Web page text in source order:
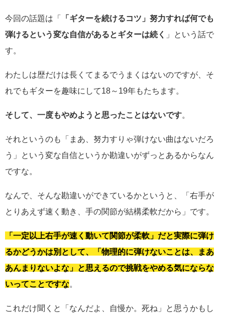
今回の話題は「
「ギターを続けるコツ」努力すれば何でも
弾けるという変な自信があるとギターは続く
」という話で
す。
わたしは歴だけは長くてまるでうまくはないのですが、そ
れでもギターを趣味にして18～19年もたちます。
そして、一度もやめようと思ったことはないです
それというのも「まあ、努力すりゃ弾けない曲はないだろ
う」という変な自信というか勘違いがずっとあるからなん
ですな。
なんで、そんな勘違いができているかというと、「右手が
とりあえず速く動き、手の関節が結構柔軟だから」です。
「一定以上右手が速く動いて関節が柔軟」だと実際に弾け
るかどうかは別として、「物理的に弾けないことは、まあ
あんまりないよな」と思えるので挑戦をやめる気にならな
いってことですな
これだけ聞くと「なんだよ、自慢か。死ね」と思うかもし